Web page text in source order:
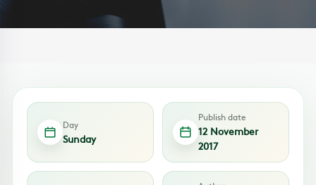
Day
Sunday
Publish date
12 November
2017